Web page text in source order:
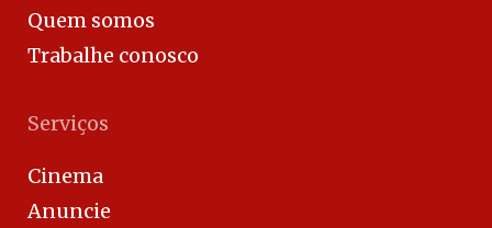
Quem somos
Trabalhe conosco
Serviços
Cinema
Anuncie